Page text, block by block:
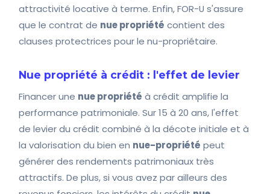
attractivité locative à terme. Enfin, FOR-U s'assure
que le contrat de nue propriété contient des
clauses protectrices pour le nu-propriétaire.
Nue propriété à crédit : l'effet de levier
Financer une nue propriété à crédit amplifie la
performance patrimoniale. Sur 15 à 20 ans, l'effet
de levier du crédit combiné à la décote initiale et à
la valorisation du bien en nue-propriété peut
générer des rendements patrimoniaux très
attractifs. De plus, si vous avez par ailleurs des